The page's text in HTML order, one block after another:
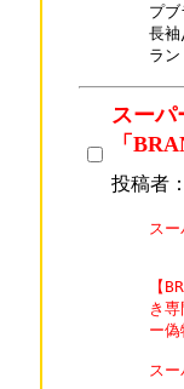
プ
長
ラン
スーパ
「
投稿者
スー
【
き
ー
ス